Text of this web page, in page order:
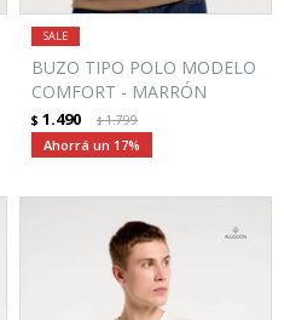
BUZO TIPO POLO MODELO
COMFORT - MARRÓN
$ 1.490 $1.799
17